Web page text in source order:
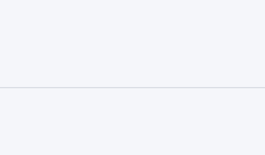
отчеты с
за 3 года, а